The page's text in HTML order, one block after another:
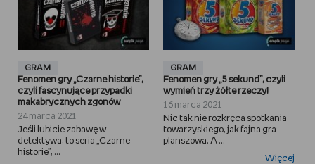
GRAM
Fenomen gry „Czarne historie”,
czyli fascynujące przypadki
makabrycznych zgonów
24 marca 2021
Jeśli lubicie zabawę w
detektywa, to seria „Czarne
historie”, ...
GRAM
Fenomen gry „5 sekund”, czyli
wymień trzy żółte rzeczy!
16 marca 2021
Nic tak nie rozkręca spotkania
towarzyskiego, jak fajna gra
planszowa. A ...
Więcej